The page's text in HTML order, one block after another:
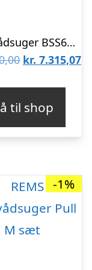
Tør-/vådsuger BSS608H m/tilbehør, H-klasse 1380W
Den
var:
kr. 7.590,00.
kr. 7.315,07
til shop
-1%